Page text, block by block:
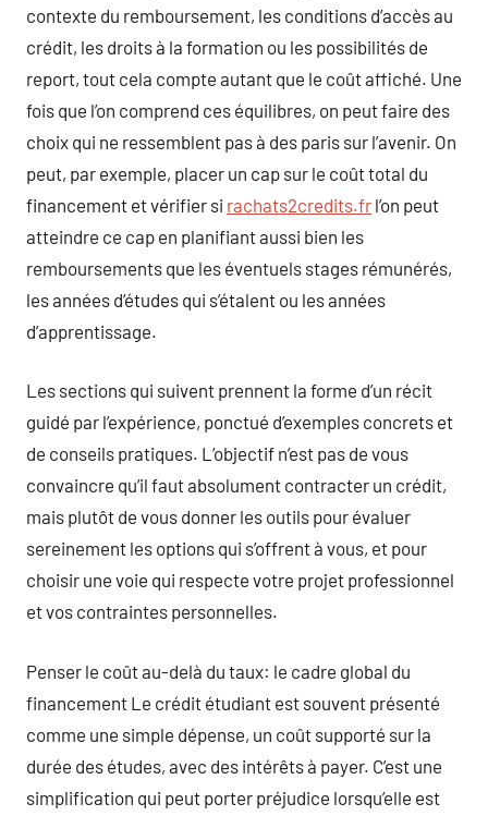
contexte du remboursement, les conditions d’accès au
crédit, les droits à la formation ou les possibilités de
report, tout cela compte autant que le coût affiché. Une
fois que l’on comprend ces équilibres, on peut faire des
choix qui ne ressemblent pas à des paris sur l’avenir. On
peut, par exemple, placer un cap sur le coût total du
financement et vérifier si rachats2credits.fr l’on peut
atteindre ce cap en planifiant aussi bien les
remboursements que les éventuels stages rémunérés,
les années d’études qui s’étalent ou les années
d’apprentissage.
Les sections qui suivent prennent la forme d’un récit
guidé par l’expérience, ponctué d’exemples concrets et
de conseils pratiques. L’objectif n’est pas de vous
convaincre qu’il faut absolument contracter un crédit,
mais plutôt de vous donner les outils pour évaluer
sereinement les options qui s’offrent à vous, et pour
choisir une voie qui respecte votre projet professionnel
et vos contraintes personnelles.
Penser le coût au-delà du taux: le cadre global du
financement Le crédit étudiant est souvent présenté
comme une simple dépense, un coût supporté sur la
durée des études, avec des intérêts à payer. C’est une
simplification qui peut porter préjudice lorsqu’elle est